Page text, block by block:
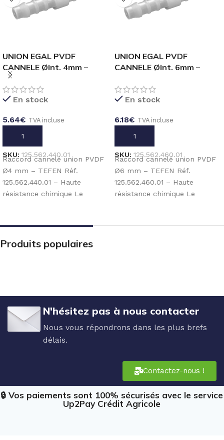
UNION EGAL PVDF
CANNELE ØInt. 4mm –
125.562.440.01
En stock
5.64€ TVA incluse
AJOUTER AU PANIER
SKU: 125.562.440.01
Raccord cannelé union PVDF
Ø4 mm – TEFEN Réf.
125.562.440.01 – Haute
résistance chimique Le
UNION EGAL PVDF
CANNELE ØInt. 6mm –
En stock
6.18€ TVA incluse
AJOUTER AU PANIER
SKU: 125.562.460.01
Raccord cannelé union PVDF
Ø6 mm – TEFEN Réf.
125.562.460.01 – Haute
résistance chimique Le
Produits populaires
N'hésitez pas à nous contacter
Nous vous répondrons dans les plus brefs
délais.
Contactez-nous !
🔒 Vos paiements sont 100% sécurisés avec le service
Up2Pay Crédit Agricole